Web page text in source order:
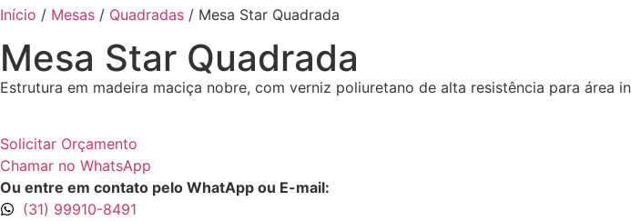
Início / Mesas / Quadradas / Mesa Star Quadrada
Mesa Star Quadrada
Estrutura em madeira maciça nobre, com verniz poliuretano de alta resistência para área
Solicitar Orçamento
Chamar no WhatsApp
Ou entre em contato pelo WhatApp ou E-mail:
(31) 99910-8491